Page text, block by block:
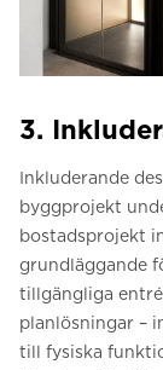
3.
Inkluderande
byggprojekt
bostadsprojekt
grundläggande
tillgängliga
planlösningar –
till fysiska